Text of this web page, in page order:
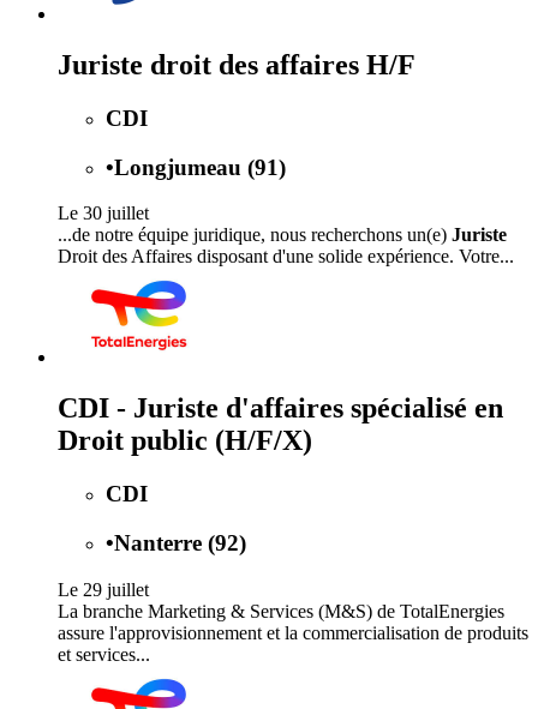
Juriste droit des affaires H/F
CDI
•Longjumeau (91)
Le 30 juillet
...de notre équipe juridique, nous recherchons un(e) Juriste
Droit des Affaires disposant d'une solide expérience. Votre...
CDI - Juriste d'affaires spécialisé en
Droit public (H/F/X)
CDI
•Nanterre (92)
Le 29 juillet
La branche Marketing & Services (M&S) de TotalEnergies
assure l'approvisionnement et la commercialisation de produits
et services...